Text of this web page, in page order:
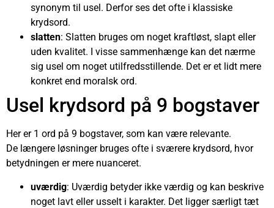
synonym til usel. Derfor ses det ofte i klassiske
krydsord.
slatten: Slatten bruges om noget kraftløst, slapt eller
uden kvalitet. I visse sammenhænge kan det nærme
sig usel om noget utilfredsstillende. Det er et lidt mere
konkret end moralsk ord.
Usel krydsord på 9 bogstaver
Her er 1 ord på 9 bogstaver, som kan være relevante.
De længere løsninger bruges ofte i sværere krydsord, hvor
betydningen er mere nuanceret.
uværdig: Uværdig betyder ikke værdig og kan beskrive
noget lavt eller usselt i karakter. Det ligger særligt tæt